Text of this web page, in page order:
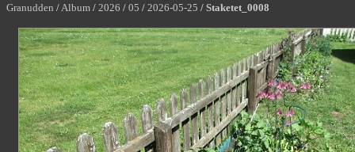
Granudden /Album / 2026 / 05 / 2026-05-25 / Staketet_0008